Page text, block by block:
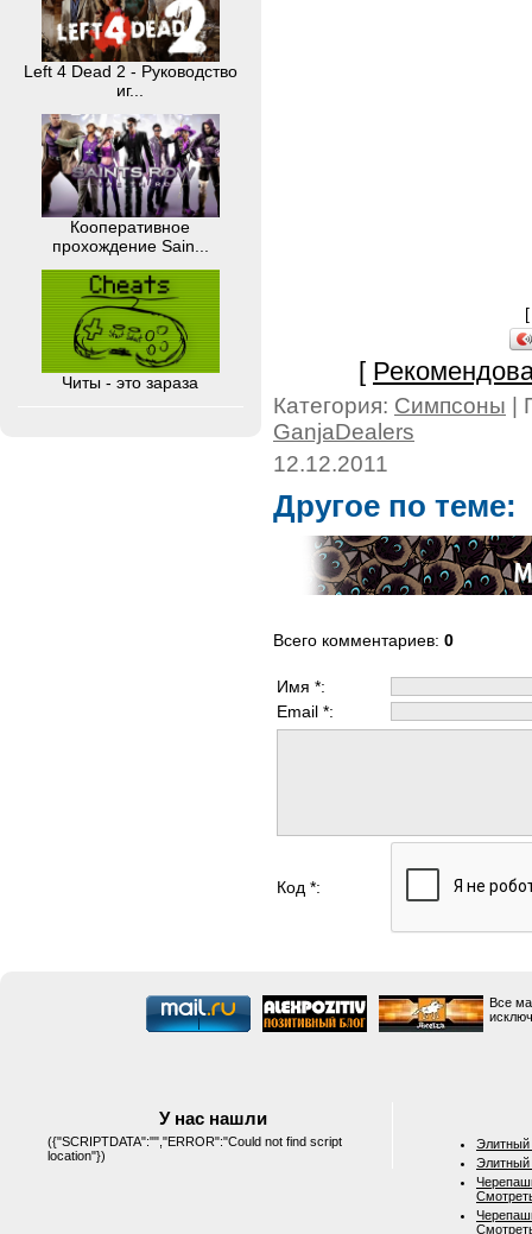
Left 4 Dead 2 - Руководство
иг...
Кооперативное
прохождение Sain...
Читы - это зараза [
Категория: Симпсоны |
GanjaDealers
12.12.2011
Другое по теме:
Всего комментариев: 0
Имя *:
Email *:
Код *:
Все
У нас нашли
({"SCRIPTDATA":"","ERROR":"Could not find script
location"})
Элитный
Элитный